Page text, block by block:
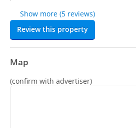
Show more (5 reviews)
Review this property
Map
(confirm with advertiser)